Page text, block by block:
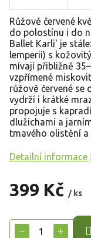
399 Kč / ks
cena:
+
−
Růžově červené
do polostínu i do
Ballet Karli' je
lemperii) s
mívají přibližně
vzpřímené
růžově červené
vydrží i krátké
propojuje s
dlužichami a
tmavého olistění a
Detailní informace